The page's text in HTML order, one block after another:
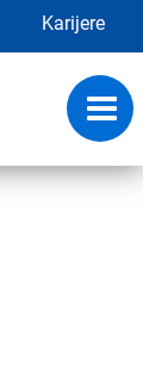
Karijere